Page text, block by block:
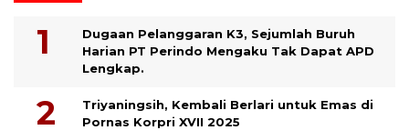
Dugaan Pelanggaran K3, Sejumlah Buruh
Harian PT Perindo Mengaku Tak Dapat APD
Lengkap.
Triyaningsih, Kembali Berlari untuk Emas di
Pornas Korpri XVII 2025